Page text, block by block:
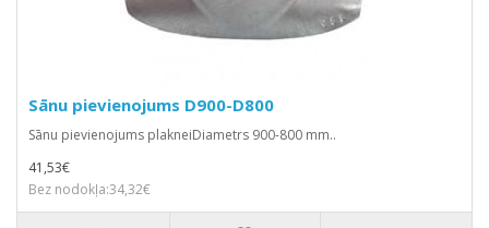
Sānu pievienojums D900-D800
Sānu pievienojums plakneiDiametrs 900-800 mm..
41,53€
Bez nodokļa:34,32€